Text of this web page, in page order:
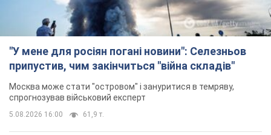
"У мене для росіян погані новини": Селезньов
припустив, чим закінчиться "війна складів"
Москва може стати "островом" і зануритися в темряву,
спрогнозував військовий експерт
5.08.2026 16:00 61,9 т.